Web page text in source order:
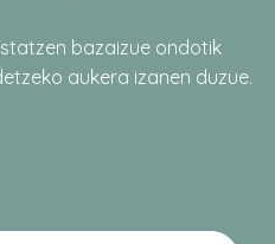
bazaizue ondotik
aukera izanen duzue.